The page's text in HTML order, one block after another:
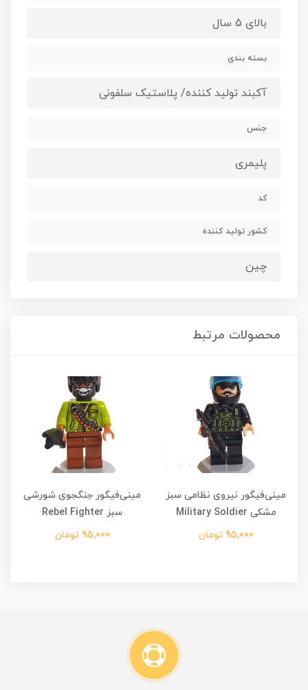
بالای 5 سال
بسته بندی
آکبند تولید کننده/ پلاستیک سلفونی
جنس
پلیمری
کد
کشور تولید کننده
چین
محصولات مرتبط
مینی‌فیگور نیروی نظامی سبز
مشکی Military Soldier
95,000 تومان
مینی‌فیگور جنگجوی شورشی
سبز Rebel Fighter
95,000 تومان